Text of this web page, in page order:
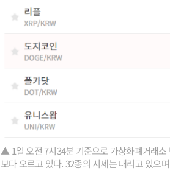
▲ 1일 오전 7시34분 기준으로 가상화폐거래소
보다 오르고 있다. 32종의 시세는 내리고 있으